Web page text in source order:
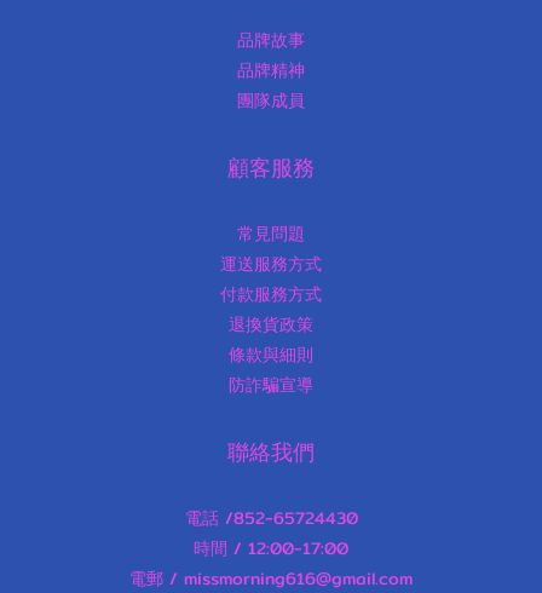
品牌故事
品牌精神
團隊成員
顧客服務
常見問題
運送服務方式
付款服務方式
退換貨政策
條款與細則
防詐騙宣導
聯絡我們
電話 /852-65724430
時間 / 12:00-17:00
電郵 / missmorning616@gmail.com